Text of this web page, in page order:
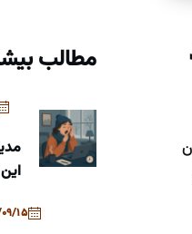
مطالب
15